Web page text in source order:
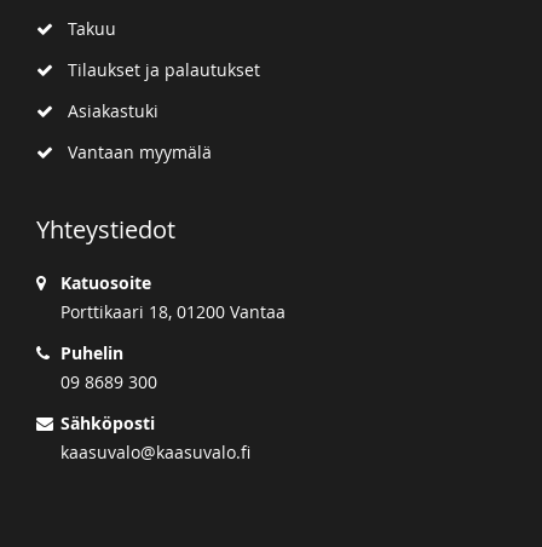
Takuu
Tilaukset ja palautukset
Asiakastuki
Vantaan myymälä
Yhteystiedot
Katuosoite
Porttikaari 18, 01200 Vantaa
Puhelin
09 8689 300
Sähköposti
kaasuvalo@kaasuvalo.fi